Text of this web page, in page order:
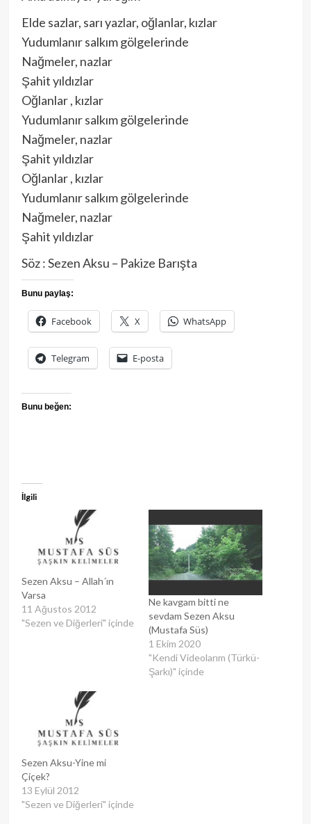
Elde sazlar, sarı yazlar, oğlanlar, kızlar
Yudumlanır salkım gölgelerinde
Nağmeler, nazlar
Şahit yıldızlar
Oğlanlar , kızlar
Yudumlanır salkım gölgelerinde
Nağmeler, nazlar
Şahit yıldızlar
Oğlanlar , kızlar
Yudumlanır salkım gölgelerinde
Nağmeler, nazlar
Şahit yıldızlar
Söz : Sezen Aksu – Pakize Barışta
Bunu paylaş:
Facebook X WhatsApp
Telegram E-posta
Bunu beğen:
İlgili
Sezen Aksu – Allah´ın
Varsa
11 Ağustos 2012
"Sezen ve Diğerleri" içinde
Ne kavgam bitti ne
sevdam Sezen Aksu
(Mustafa Süs)
1 Ekim 2020
"Kendi Videolarım (Türkü-
Şarkı)" içinde
Sezen Aksu-Yine mi
Çiçek?
13 Eylül 2012
"Sezen ve Diğerleri" içinde